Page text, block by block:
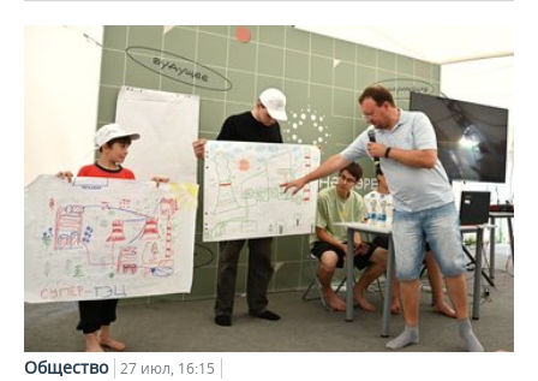
Общество 27 июл, 16:15